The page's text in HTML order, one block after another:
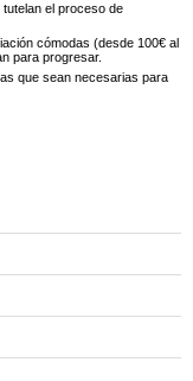
el proceso de
cómodas (desde 100€ al
para progresar.
que sean necesarias para